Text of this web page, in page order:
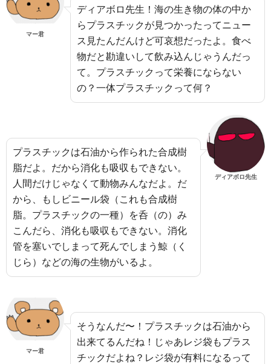
マー君
ディアボロ先生！海の生き物の体の中か
らプラスチックが見つかったってニュー
ス見たんだんけど可哀想だったよ。食べ
物だと勘違いして飲み込んじゃうんだっ
て。プラスチックって栄養にならない
の？一体プラスチックって何？
プラスチックは石油から作られた合成樹
脂だよ。だから消化も吸収もできない。
人間だけじゃなくて動物みんなだよ。だ
から、もしビニール袋（これも合成樹
脂。プラスチックの一種）を呑（の）み
こんだら、消化も吸収もできない。消化
管を塞いでしまって死んでしまう鯨（く
じら）などの海の生物がいるよ。
ディアボロ先生
マー君
そうなんだ〜！プラスチックは石油から
出来てるんだね！じゃあレジ袋もプラス
チックだよね？レジ袋が有料になるって